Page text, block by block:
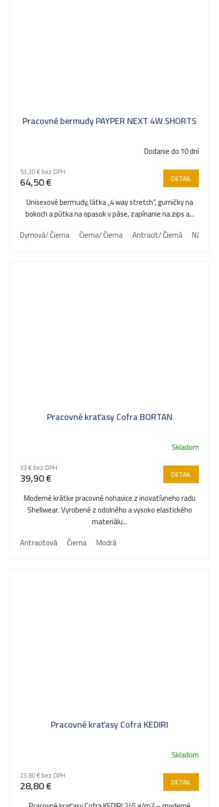
Pracovné bermudy PAYPER NEXT 4W SHORTS
Dodanie do 10 dní
53,30 € bez DPH
64,50 € DETAIL
Unisexové bermudy, látka „4 way stretch“, gumičky na
bokoch a pútka na opasok v páse, zapínanie na zips a...
Dymová/ Čierna
Čierna/ Čierna Antracit/ Čierná
Pracovné kraťasy Cofra BORTAN
Skladom
33 € bez DPH
39,90 € DETAIL
Moderné krátke pracovné nohavice z inovatívneho radu
Shellwear. Vyrobené z odolného a vysoko elastického
materiálu...
Antracitová
Čierna Modrá
Pracovné kraťasy Cofra KEDIRI
Skladom
23,80 € bez DPH
28,80 € DETAIL